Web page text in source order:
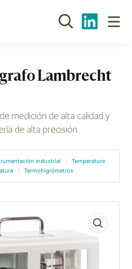
Lambrecht
medición de alta calidad y
de alta precisión
industrial /
Temperatura
/ Termohigrómetros